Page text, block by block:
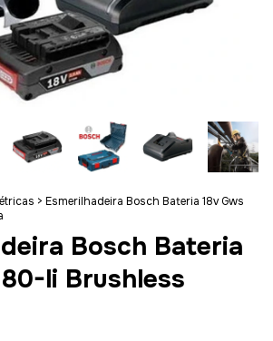
> Esmerilhadeira Bosch Bateria 18v Gws
Bosch Bateria
li Brushless